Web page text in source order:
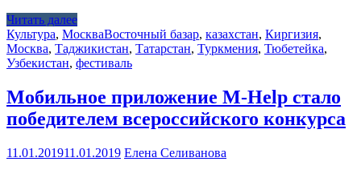
Читать далее
Культура, МоскваВосточный базар, казахстан, Киргизия,
Москва, Таджикистан, Татарстан, Туркмения, Тюбетейка,
Узбекистан, фестиваль
Мобильное приложение M-Help стало
победителем всероссийского конкурса
11.01.201911.01.2019 Елена Селиванова